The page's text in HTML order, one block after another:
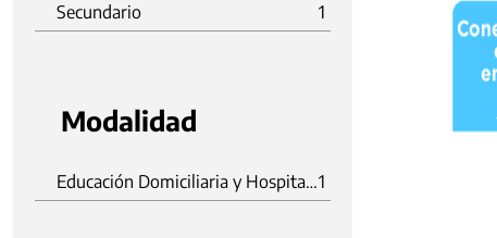
Secundario
1
Modalidad
Educación Domiciliaria y Hospitalaria1